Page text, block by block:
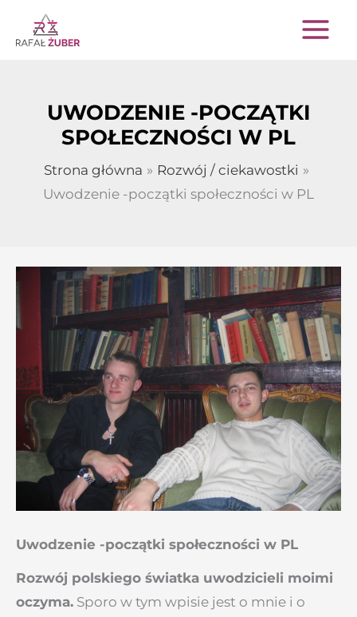
Przejdź
do
UWODZENIE -POCZĄTKI
SPOŁECZNOŚCI W PL
Strona główna
Rozwój / ciekawostki
Uwodzenie -początki społeczności w PL
Uwodzenie -początki społeczności w PL
Rozwój polskiego światka uwodzicieli moimi
oczyma. Sporo w tym wpisie jest o mnie i o